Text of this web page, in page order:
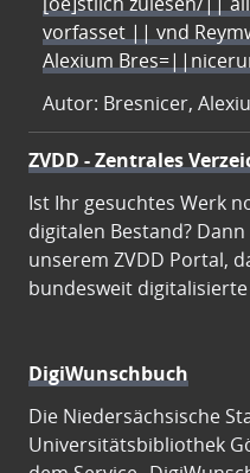
vorfasset || vnd
Alexium
Autor: Bresnicer,
ZVDD - Zentrales
Ist Ihr gesuchtes Werk
digitalen Bestand?
unserem ZVDD Portal,
bundesweit
DigiWunschbuch
Die Niedersächsische
Universitätsbibliothek